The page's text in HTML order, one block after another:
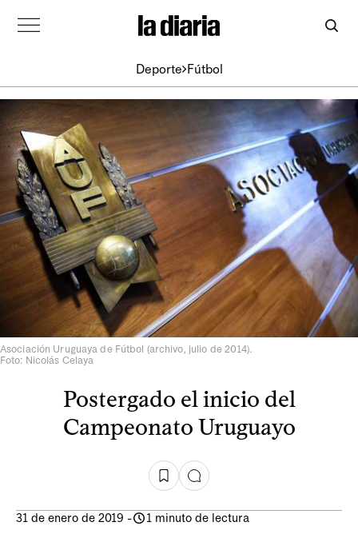
Deporte Fútbol
Asociación Uruguaya de Fútbol (archivo, julio de 2014).
Foto: Nicolás Celaya
Postergado el inicio del
Campeonato Uruguayo
31 de enero de 2019 - 1 minuto de lectura